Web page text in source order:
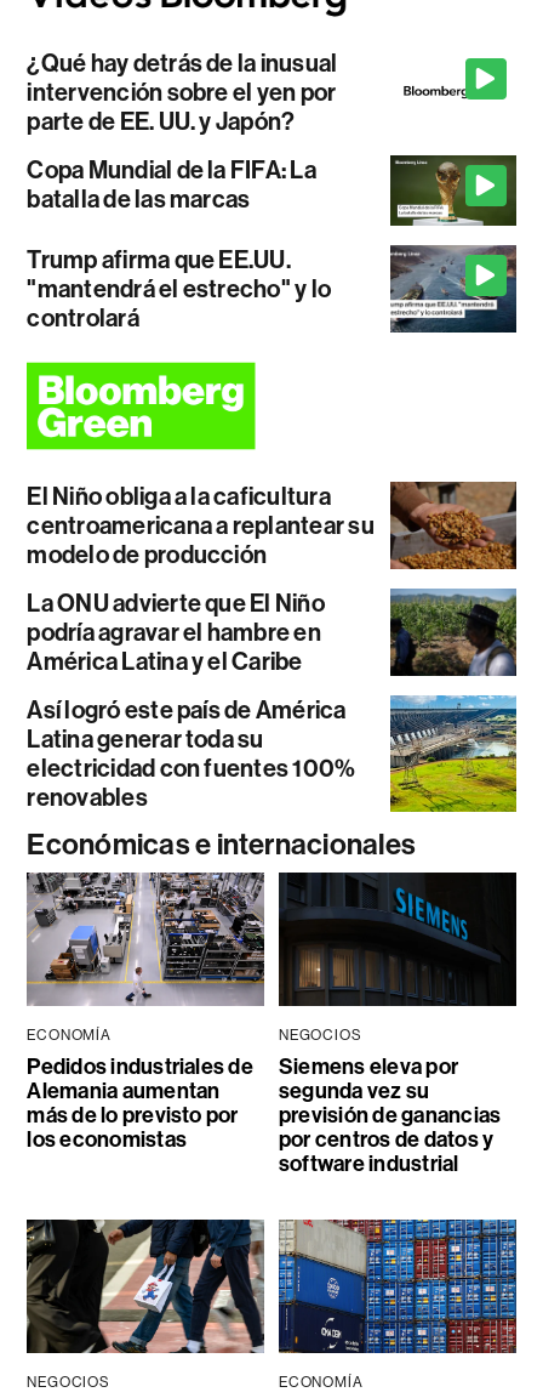
¿Qué hay detrás de la inusual
intervención sobre el yen por
parte de EE. UU. y Japón?
Copa Mundial de la FIFA: La
batalla de las marcas
Trump afirma que EE.UU.
"mantendrá el estrecho" y lo
controlará
El Niño obliga a la caficultura
centroamericana a replantear su
modelo de producción
La ONU advierte que El Niño
podría agravar el hambre en
América Latina y el Caribe
Así logró este país de América
Latina generar toda su
electricidad con fuentes 100%
renovables
Económicas e internacionales
ECONOMÍA
Pedidos industriales de
Alemania aumentan
más de lo previsto por
los economistas
NEGOCIOS
Siemens eleva por
segunda vez su
previsión de ganancias
por centros de datos y
software industrial
NEGOCIOS ECONOMÍA